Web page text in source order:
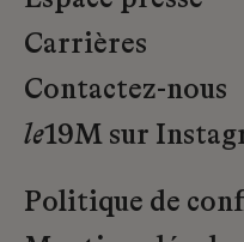
Carrières
Contactez-nous
le19M sur
Politique de